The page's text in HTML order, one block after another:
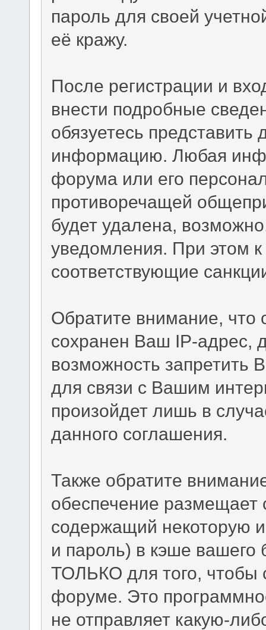
пароль для своей
её кражу.
После регистрации и
внести подробные
обязуетесь
информацию. Любая
форума или его
противоречащей
будет удалена,
уведомления. При этом
соответствующие
Обратите внимание,
сохранен Ваш IP-адрес,
возможность запретить
для связи с Вашим
произойдет лишь в
данного соглашения.
Также обратите
обеспечение
содержащий некоторую
и пароль) в кэше вашего
ТОЛЬКО для того, чтобы
форуме. Это
не отправляет какую-